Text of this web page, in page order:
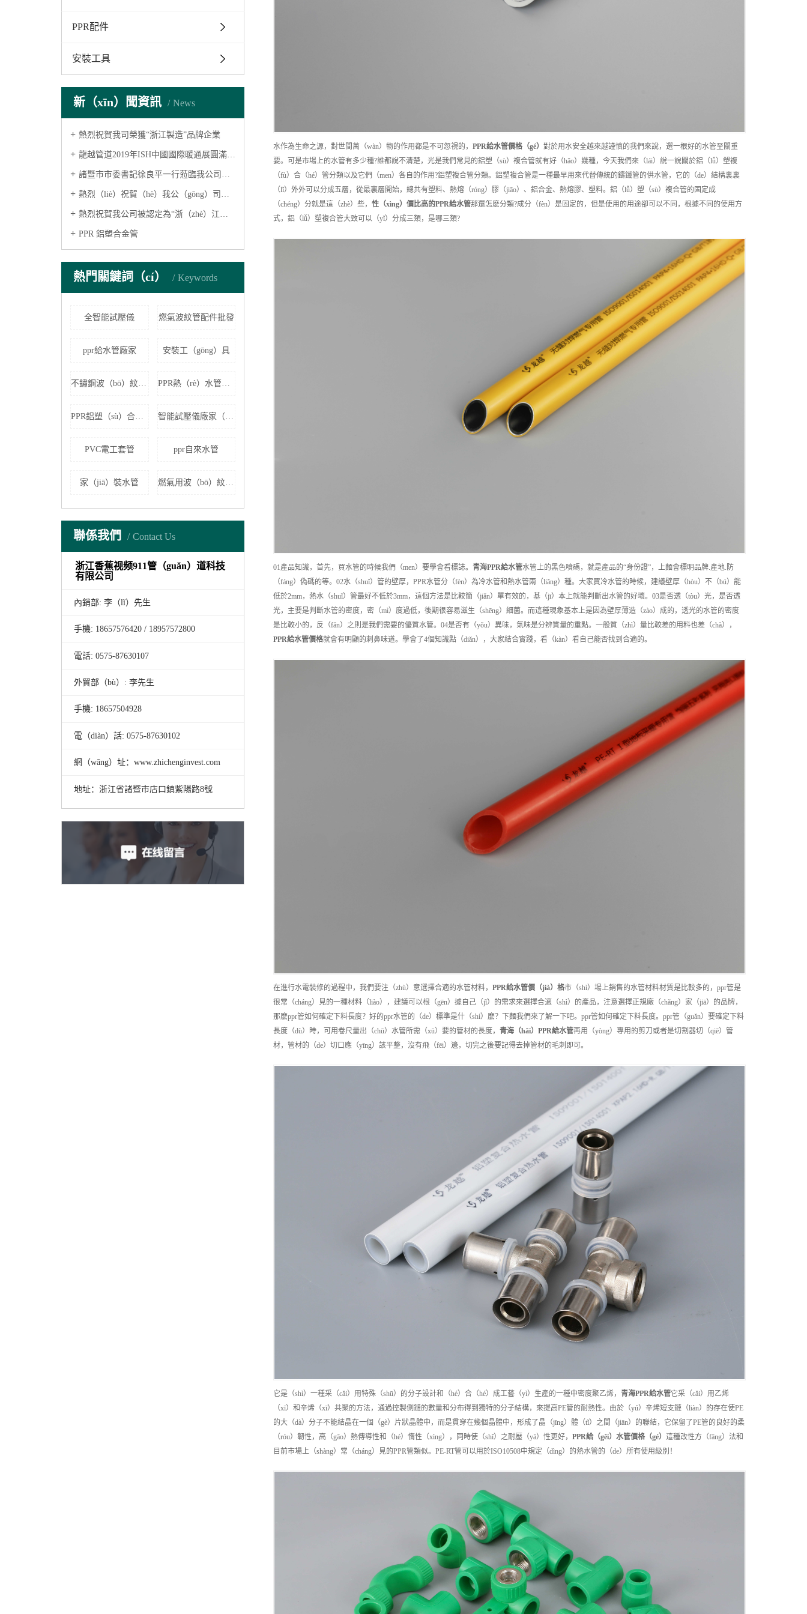
PPR配件
安裝工具
新（xīn）聞資訊 News
熱烈祝賀我司榮獲“浙江製造”品牌企業
龍越管道2019年ISH中國國際暖通展圓滿落幕(鋁塑PPR管)
諸暨市市委書記徐良平一行蒞臨我公司參（cān）觀指（zhǐ）導(鋁塑複合管)
熱烈（liè）祝賀（hè）我公（gōng）司被認（rèn）定為浙江省A級“守合同重信用”企業(鋁塑複（fù）合管)
熱烈祝賀我公司被認定為“浙（zhè）江高新技術企業
PPR 鋁塑合金管
熱門關鍵詞（cí） Keywords
全智能試壓儀 燃氣波紋管配件批發
ppr給水管廠家 安裝工（gōng）具
不鏽鋼波（bō）紋管價格 PPR熱（rè）水管（guǎn）
PPR鋁塑（sù）合（hé）金管 智能試壓儀廠家（jiā）直銷
PVC電工套管 ppr自來水管
家（jiā）裝水管 燃氣用波（bō）紋軟管批發
聯係我們 Contact Us
浙江香蕉视频911管（guǎn）道科技
有限公司
內銷部: 李（lǐ）先生
手機: 18657576420 / 18957572800
電話: 0575-87630107
外貿部（bù）: 李先生
手機: 18657504928
電（diàn）話: 0575-87630102
網（wǎng）址： www.zhichenginvest.com
地址： 浙江省諸暨市店口鎮紫陽路8號
水作為生命之源，對世間萬（wàn）物的作用都是不可忽視的， PPR給水管價格（gé） 對於用水安全越來越謹慎的我們來說，選一根好的水管至關重
要。可是市場上的水管有多少種?誰都說不清楚，光是我們常見的鋁塑（sù）複合管就有好（hǎo）幾種，今天我們來（lái）說一說關於鋁（lǚ）塑複
（fù）合（hé）管分類以及它們（men）各自的作用?鋁塑複合管分類。鋁塑複合管是一種最早用來代替傳統的鑄鐵管的供水管，它的（de）結構裏裏
（lǐ）外外可以分成五層，從最裏層開始，總共有塑料、熱熔（róng）膠（jiāo）、鋁合金、熱熔膠、塑料。鋁（lǚ）塑（sù）複合管的固定成
（chéng）分就是這（zhè）些， 性（xìng）價比高的PPR給水管那還怎麽分類?成分（fèn）是固定的，但是使用的用途卻可以不同，根據不同的使用方
式，鋁（lǚ）塑複合管大致可以（yǐ）分成三類，是哪三類?
01產品知識，首先，買水管的時候我們（men）要學會看標誌。 青海PPR給水管水管上的黑色噴碼，就是產品的“身份證”，上麵會標明品牌.產地.防
（fáng）偽碼的等。02水（shuǐ）管的壁厚，PPR水管分（fèn）為冷水管和熱水管兩（liǎng）種。大家買冷水管的時候，建議壁厚（hòu）不（bú）能
低於2mm，熱水（shuǐ）管最好不低於3mm，這個方法是比較簡（jiǎn）單有效的，基（jī）本上就能判斷出水管的好壞。03是否透（tòu）光，是否透
光，主要是判斷水管的密度，密（mì）度過低，後期很容易滋生（shēng）細菌。而這種現象基本上是因為壁厚薄造（zào）成的，透光的水管的密度
是比較小的，反（fǎn）之則是我們需要的優質水管。04是否有（yǒu）異味，氣味是分辨質量的重點。一般質（zhì）量比較差的用料也差（chà），
PPR給水管價格就會有明顯的刺鼻味道。學會了4個知識點（diǎn），大家結合實踐，看（kàn）看自己能否找到合適的。
在進行水電裝修的過程中，我們要注（zhù）意選擇合適的水管材料， PPR給水管價（jià）格市（shì）場上銷售的水管材料材質是比較多的，ppr管是
很常（cháng）見的一種材料（liào），建議可以根（gēn）據自己（jǐ）的需求來選擇合適（shì）的產品，注意選擇正規廠（chǎng）家（jiā）的品牌，
那麽ppr管如何確定下料長度？好的ppr水管的（de）標準是什（shí）麽？下麵我們來了解一下吧。ppr管如何確定下料長度。ppr管（guǎn）要確定下料
長度（dù）時，可用卷尺量出（chū）水管所需（xū）要的管材的長度， 青海（hǎi） PPR給水管再用（yòng）專用的剪刀或者是切割器切（qiē）管
材，管材的（de）切口應（yīng）該平整，沒有飛（fēi）邊，切完之後要記得去掉管材的毛刺即可。
它是（shì）一種采（cǎi）用特殊（shū）的分子設計和（hé）合（hé）成工藝（yì）生產的一種中密度聚乙烯， 青海PPR給水管它采（cǎi）用乙烯
（xī）和辛烯（xī）共聚的方法，通過控製側鏈的數量和分布得到獨特的分子結構，來提高PE管的耐熱性。由於（yú）辛烯短支鏈（liàn）的存在使PE
的大（dà）分子不能結晶在一個（gè）片狀晶體中，而是貫穿在幾個晶體中，形成了晶（jīng）體（tǐ）之間（jiān）的聯結，它保留了PE管的良好的柔
（róu）韌性，高（gāo）熱傳導性和（hé）惰性（xìng），同時使（shǐ）之耐壓（yā）性更好， PPR給（gěi）水管價格（gé） 這種改性方（fāng）法和
目前市場上（shàng）常（cháng）見的PPR管類似。PE-RT管可以用於ISO10508中規定（dìng）的熱水管的（de）所有使用級別！